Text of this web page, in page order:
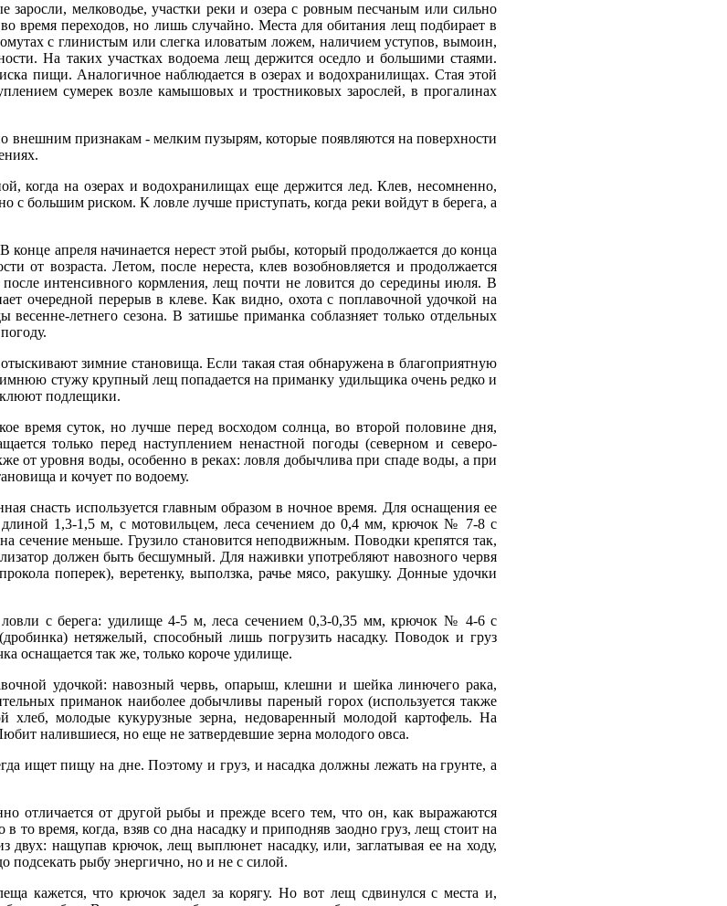
заросли, мелководье, участки реки и озера с ровным песчаным или сильно
время переходов, но лишь случайно. Места для обитания лещ подбирает в
с глинистым или слегка иловатым ложем, наличием уступов, вымоин,
На таких участках водоема лещ держится оседло и большими стаями.
пищи. Аналогичное наблюдается в озерах и водохранилищах. Стая этой
сумерек возле камышовых и тростниковых зарослей, в прогалинах
внешним признакам - мелким пузырям, которые появляются на поверхности
когда на озерах и водохранилищах еще держится лед. Клев, несомненно,
с большим риском. К ловле лучше приступать, когда реки войдут в берега, а
конце апреля начинается нерест этой рыбы, который продолжается до конца
от возраста. Летом, после нереста, клев возобновляется и продолжается
интенсивного кормления, лещ почти не ловится до середины июля. В
очередной перерыв в клеве. Как видно, охота с поплавочной удочкой на
летнего сезона. В затишье приманка соблазняет только отдельных
зимние становища. Если такая стая обнаружена в благоприятную
стужу крупный лещ попадается на приманку удильщика очень редко и
клюют подлещики.
время суток, но лучше перед восходом солнца, во второй половине дня,
только перед наступлением ненастной погоды (северном и северо-
от уровня воды, особенно в реках: ловля добычлива при спаде воды, а при
и кочует по водоему.
снасть используется главным образом в ночное время. Для оснащения ее
1,3-1,5 м, с мотовильцем, леса сечением до 0,4 мм, крючок № 7-8 с
сечение меньше. Грузило становится неподвижным. Поводки крепятся так,
должен быть бесшумный. Для наживки употребляют навозного червя
поперек), веретенку, выползка, рачье мясо, ракушку. Донные удочки
с берега: удилище 4-5 м, леса сечением 0,3-0,35 мм, крючок № 4-6 с
нетяжелый, способный лишь погрузить насадку. Поводок и груз
оснащается так же, только короче удилище.
удочкой: навозный червь, опарыш, клешни и шейка линючего рака,
приманок наиболее добычливы пареный горох (используется также
хлеб, молодые кукурузные зерна, недоваренный молодой картофель. На
налившиеся, но еще не затвердевшие зерна молодого овса.
ищет пищу на дне. Поэтому и груз, и насадка должны лежать на грунте, а
отличается от другой рыбы и прежде всего тем, что он, как выражаются
то время, когда, взяв со дна насадку и приподняв заодно груз, лещ стоит на
двух: нащупав крючок, лещ выплюнет насадку, или, заглатывая ее на ходу,
подсекать рыбу энергично, но и не с силой.
кажется, что крючок задел за корягу. Но вот лещ сдвинулся с места и,